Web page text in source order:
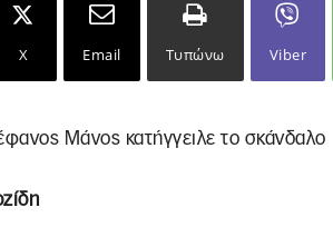
X Email Τυπώνω Viber
Μάνος κατήγγειλε το σκάνδαλο